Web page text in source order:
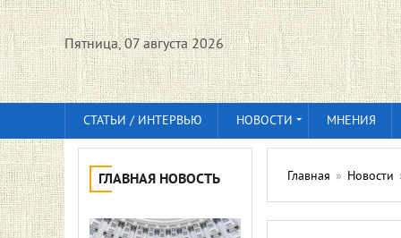
Пятница, 07 августа 2026
СТАТЬИ / ИНТЕРВЬЮ НОВОСТИ МНЕНИЯ
ГЛАВНАЯ НОВОСТЬ Главная » Новости